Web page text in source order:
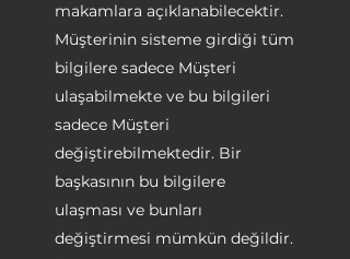
makamlara açıklanabilecektir.
Müşterinin sisteme girdiği tüm
bilgilere sadece Müşteri
ulaşabilmekte ve bu bilgileri
sadece Müşteri
değiştirebilmektedir. Bir
başkasının bu bilgilere
ulaşması ve bunları
değiştirmesi mümkün değildir.